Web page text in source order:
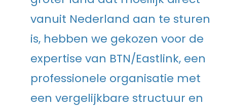
vanuit Nederland aan te sturen
is, hebben we gekozen voor de
expertise van BTN/Eastlink, een
professionele organisatie met
een vergelijkbare structuur en